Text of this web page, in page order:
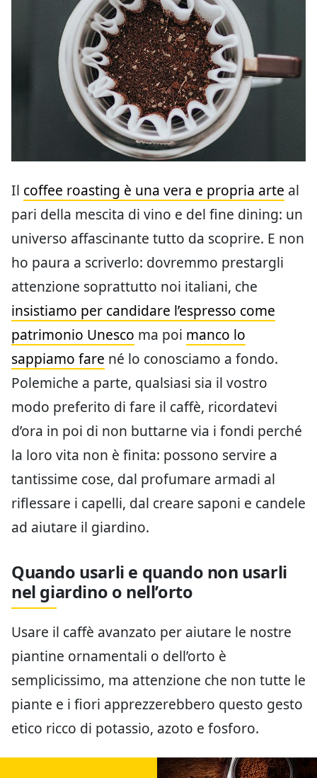
Il coffee roasting è una vera e propria arte al
pari della mescita di vino e del fine dining: un
universo affascinante tutto da scoprire. E non
ho paura a scriverlo: dovremmo prestargli
attenzione soprattutto noi italiani, che
insistiamo per candidare l’espresso come
patrimonio Unesco ma poi manco lo
sappiamo fare né lo conosciamo a fondo.
Polemiche a parte, qualsiasi sia il vostro
modo preferito di fare il caffè, ricordatevi
d’ora in poi di non buttarne via i fondi perché
la loro vita non è finita: possono servire a
tantissime cose, dal profumare armadi al
riflessare i capelli, dal creare saponi e candele
ad aiutare il giardino.
Quando usarli e quando non usarli
nel giardino o nell’orto
Usare il caffè avanzato per aiutare le nostre
piantine ornamentali o dell’orto è
semplicissimo, ma attenzione che non tutte le
piante e i fiori apprezzerebbero questo gesto
etico ricco di potassio, azoto e fosforo.